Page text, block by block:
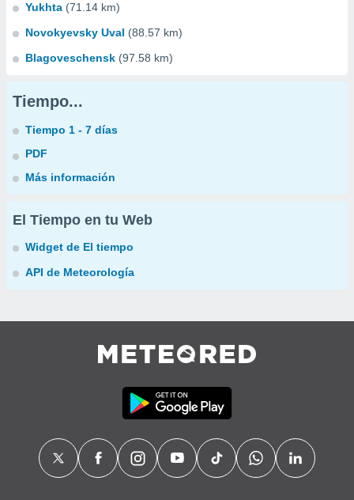
Yukhta (71.14 km)
Novokyevsky Uval (88.57 km)
Blagoveschensk (97.58 km)
Tiempo...
Tiempo 1 - 7 días
PDF
Más información
El Tiempo en tu Web
Widget de El tiempo
API de Meteorología